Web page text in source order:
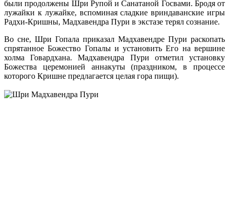
были продолжены Шри Рупой и Санатаной Госвами. Бродя от
лужайки к лужайке, вспоминая сладкие вриндаванские игры
Радхи-Кришны, Мадхавендра Пури в экстазе терял сознание.
Во сне, Шри Гопала приказал Мадхавендре Пури раскопать
спрятанное Божество Гопалы и установить Его на вершине
холма Говардхана. Мадхавендра Пури отметил установку
Божества церемонией аннакуты (праздником, в процессе
которого Кришне предлагается целая гора пищи).